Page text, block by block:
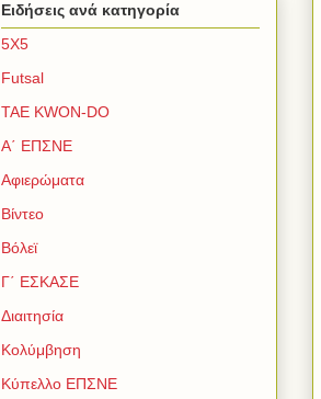
Ειδήσεις ανά κατηγορία
5Χ5
Futsal
TAE KWON-DO
Α΄ ΕΠΣΝΕ
Αφιερώματα
Βίντεο
Βόλεϊ
Γ΄ ΕΣΚΑΣΕ
Διαιτησία
Κολύμβηση
Κύπελλο ΕΠΣΝΕ